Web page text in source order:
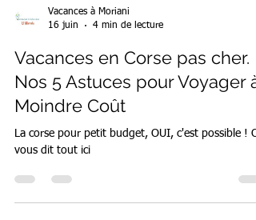
Vacances à Moriani
16 juin
4 min de lecture
Vacances en Corse pas cher.
Nos 5 Astuces pour Voyager à
Moindre Coût